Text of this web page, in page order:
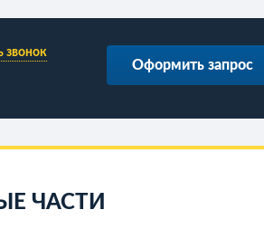
звонок
Оформить запрос
ЧАСТИ